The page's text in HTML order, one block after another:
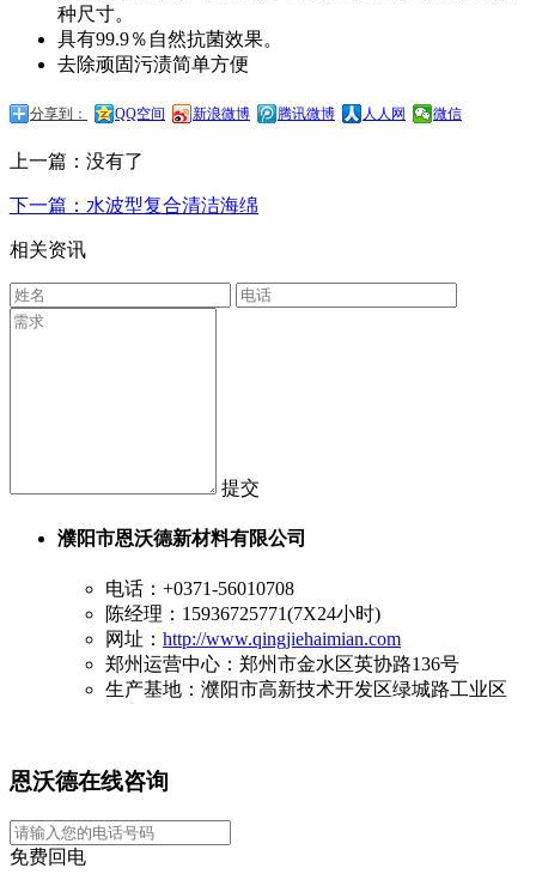
种尺寸。
具有99.9％自然抗菌效果。
去除顽固污渍简单方便
分享到： QQ空间 新浪微博 腾讯微博 人人网 微信
上一篇：没有了
下一篇：水波型复合清洁海绵
相关资讯
提交
濮阳市恩沃德新材料有限公司
电话：+0371-56010708
陈经理：15936725771(7X24小时)
网址： http://www.qingjiehaimian.com
郑州运营中心：郑州市金水区英协路136号
生产基地：濮阳市高新技术开发区绿城路工业区
恩沃德在线咨询
免费回电